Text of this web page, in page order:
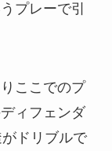
プレーで引
ここでのプ
ィフェンダ
ドリブルで